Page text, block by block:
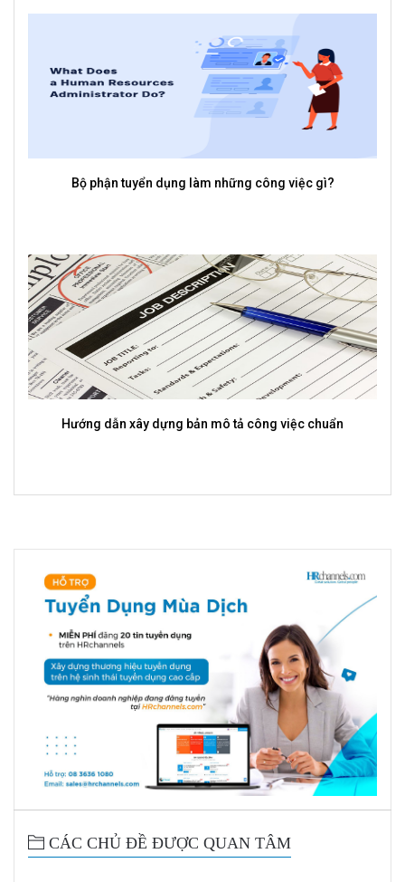
Vì sao phần mềm quản lý tuyển dụng lại là công cụ cần có
CÁC CHỦ ĐỀ ĐƯỢC QUAN TÂM